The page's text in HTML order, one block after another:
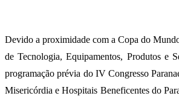
Devido a proximidade com a Copa do
de Tecnologia, Equipamentos, Produtos e
programação prévia do IV Congresso
Misericórdia e Hospitais Beneficentes do